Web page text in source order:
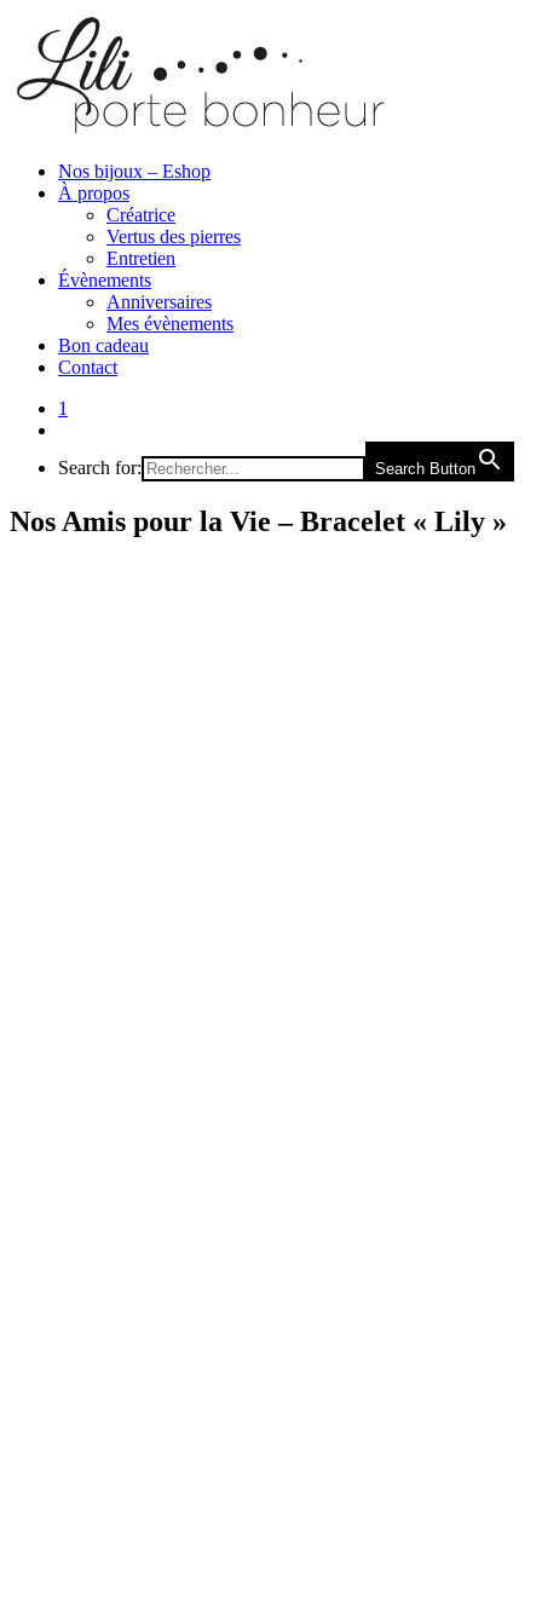
Nos bijoux – Eshop
À propos
Créatrice
Vertus des pierres
Entretien
Évènements
Anniversaires
Mes évènements
Bon cadeau
Contact
1
Search for: Search Button
Nos Amis pour la Vie – Bracelet « Lily »